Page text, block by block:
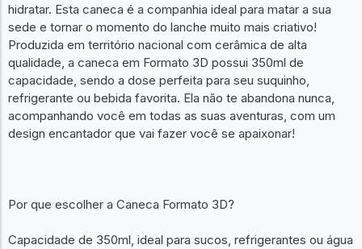
hidratar. Esta caneca é a companhia ideal para matar a sua
sede e tornar o momento do lanche muito mais criativo!
Produzida em território nacional com cerâmica de alta
qualidade, a caneca em Formato 3D possui 350ml de
capacidade, sendo a dose perfeita para seu suquinho,
refrigerante ou bebida favorita. Ela não te abandona nunca,
acompanhando você em todas as suas aventuras, com um
design encantador que vai fazer você se apaixonar!
Por que escolher a Caneca Formato 3D?
Capacidade de 350ml, ideal para sucos, refrigerantes ou água